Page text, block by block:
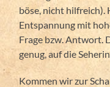
böse, nicht hilfreich).
Entspannung mit
Frage bzw. Antwort.
genug, auf die
Kommen wir zur